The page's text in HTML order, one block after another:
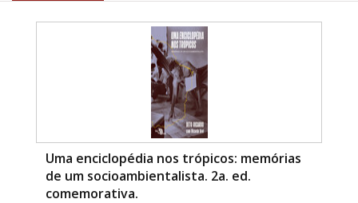
Área Protegida
Uma enciclopédia nos trópicos: memórias
de um socioambientalista. 2a. ed.
comemorativa.